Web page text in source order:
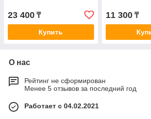
23 400 ₸
Купить
11 300₸
О нас
Рейтинг не сформирован
Менее 5 отзывов за последний год
Работает с 04.02.2021